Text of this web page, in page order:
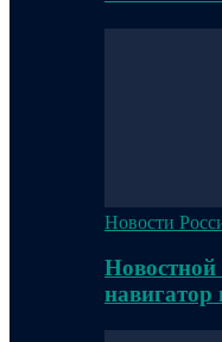
Новости
Новостной
навигатор